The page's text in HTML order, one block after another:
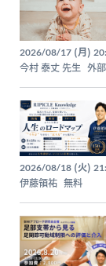
2026/08/17 (月)
今村 泰丈 先生 外
2026/08/18 (火)
伊藤領祐 無料